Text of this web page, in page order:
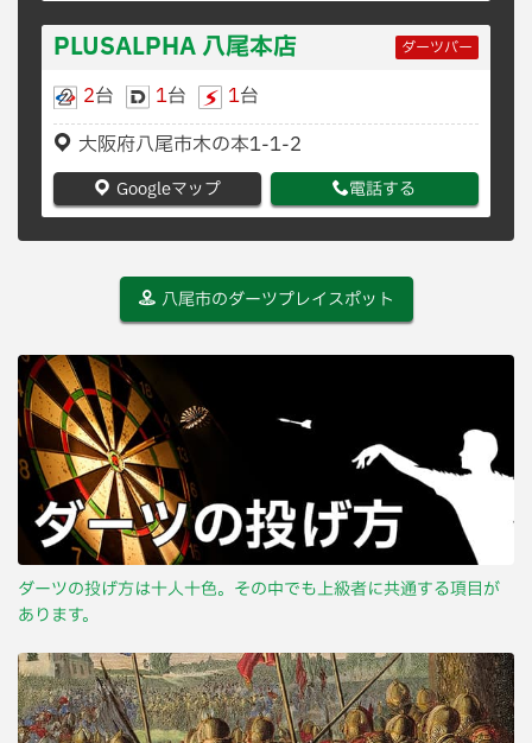
PLUSALPHA 八尾本店 ダーツバー
2台 1台 1台
大阪府八尾市木の本1-1-2
Googleマップ 電話する
八尾市のダーツプレイスポット
ダーツの投げ方は十人十色。その中でも上級者に共通する項目が
あります。